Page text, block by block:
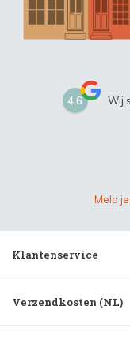
4,6 Wij
Meld
Klantenservice
Verzendkosten (NL)